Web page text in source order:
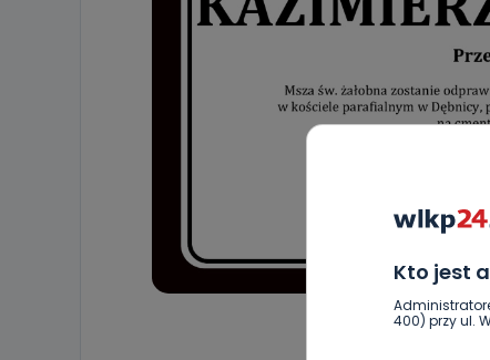
Kto jest
400) przy ul.